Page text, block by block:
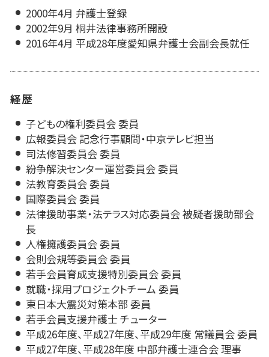
2000年4月 弁護士登録
2002年9月 桐井法律事務所開設
2016年4月 平成28年度愛知県弁護士会副会長就任
経歴
子どもの権利委員会 委員
広報委員会 記念行事顧問・中京テレビ担当
司法修習委員会 委員
紛争解決センター運営委員会 委員
法教育委員会 委員
国際委員会 委員
法律援助事業・法テラス対応委員会 被疑者援助部会
長
人権擁護委員会 委員
会則会規等委員会 委員
若手会員育成支援特別委員会 委員
就職・採用プロジェクトチーム 委員
東日本大震災対策本部 委員
若手会員支援弁護士 チューター
平成26年度、平成27年度、平成29年度 常議員会 委員
平成27年度、平成28年度 中部弁護士連合会 理事